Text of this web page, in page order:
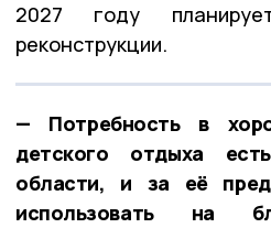
2027 году
реконструкции.
— Потребность в
детского отдыха
области, и за её
использовать на